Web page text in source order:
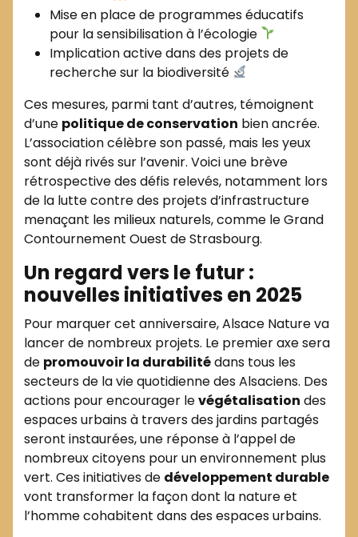
Mise en place de programmes éducatifs
pour la sensibilisation à l’écologie
Implication active dans des projets de
recherche sur la biodiversité
Ces mesures, parmi tant d’autres, témoignent
d’une politique de conservation bien ancrée.
L’association célèbre son passé, mais les yeux
sont déjà rivés sur l’avenir. Voici une brève
rétrospective des défis relevés, notamment lors
de la lutte contre des projets d’infrastructure
menaçant les milieux naturels, comme le Grand
Contournement Ouest de Strasbourg.
Un regard vers le futur :
nouvelles initiatives en 2025
Pour marquer cet anniversaire, Alsace Nature va
lancer de nombreux projets. Le premier axe sera
de promouvoir la durabilitédans tous les
secteurs de la vie quotidienne des Alsaciens. Des
actions pour encourager levégétalisation des
espaces urbains à travers des jardins partagés
seront instaurées, une réponse à l’appel de
nombreux citoyens pour un environnement plus
vert. Ces initiatives de développement durable
vont transformer la façon dont la nature et
l’homme cohabitent dans des espaces urbains.